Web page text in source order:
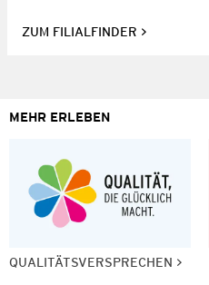
ZUM FILIALFINDER
MEHR ERLEBEN
QUALITÄTSVERSPRECHEN